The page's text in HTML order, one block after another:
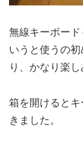
無線キーボー
いうと使うの
り、かなり楽し
箱を開けると
きました。